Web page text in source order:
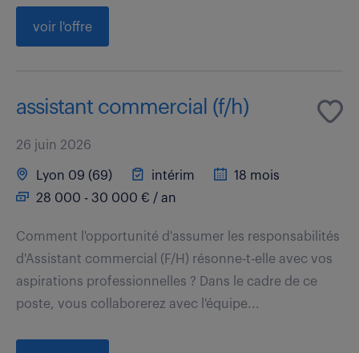
voir l'offre
assistant commercial (f/h)
26 juin 2026
Lyon 09 (69) intérim
18 mois
28 000 - 30 000 € / an
Comment l'opportunité d'assumer les responsabilités
d'Assistant commercial (F/H) résonne-t-elle avec vos
aspirations professionnelles ? Dans le cadre de ce
poste, vous collaborerez avec l'équipe...